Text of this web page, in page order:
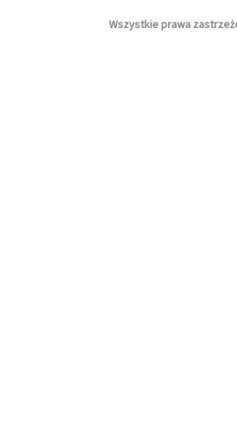
Wszystkie prawa